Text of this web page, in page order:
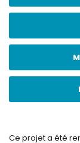
Ce projet a été